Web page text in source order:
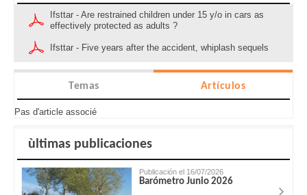
Ifsttar - Are restrained children under 15 y/o in cars as
effectively protected as adults ?
Ifsttar - Five years after the accident, whiplash sequels
Temas Artículos
Pas d'article associé
ùltimas publicaciones
Publicación el 16/07/2026
Barómetro Junio 2026